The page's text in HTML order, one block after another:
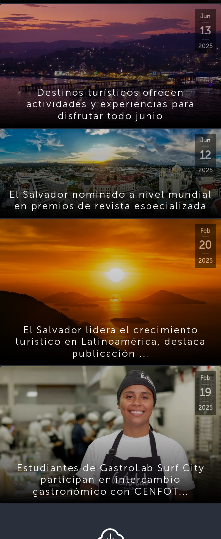
Jun
13
2025
Destinos turísticos ofrecen
actividades y experiencias para
disfrutar todo junio
Jun
12
2025
El Salvador nominado a nivel mundial
en premios de revista especializada
Feb
20
2025
El Salvador lidera el crecimiento
turístico en Latinoamérica, destaca
publicación ...
Feb
19
2025
Estudiantes de GastroLab Surf City
participan en intercambio
gastronómico con CENFOT...